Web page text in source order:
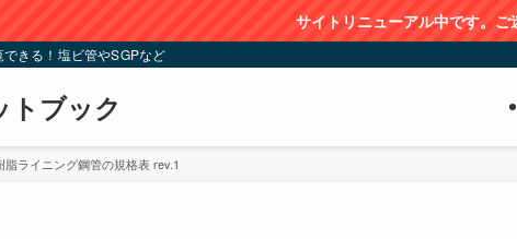
サイトリニューアル中です。ご
きる！塩ビ管やSGPなど
トブック
脂ライニング鋼管の規格表 rev.1